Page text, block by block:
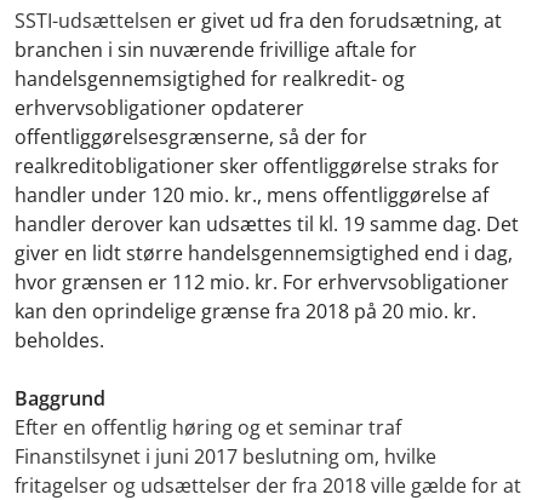
SSTI-udsættelsen er givet ud fra den forudsætning, at
branchen i sin nuværende frivillige aftale for
handelsgennemsigtighed for realkredit- og
erhvervsobligationer opdaterer
offentliggørelsesgrænserne, så der for
realkreditobligationer sker offentliggørelse straks for
handler under 120 mio. kr., mens offentliggørelse af
handler derover kan udsættes til kl. 19 samme dag. Det
giver en lidt større handelsgennemsigtighed end i dag,
hvor grænsen er 112 mio. kr. For erhvervsobligationer
kan den oprindelige grænse fra 2018 på 20 mio. kr.
beholdes.
Baggrund
Efter en offentlig høring og et seminar traf
Finanstilsynet i juni 2017 beslutning om, hvilke
fritagelser og udsættelser der fra 2018 ville gælde for at